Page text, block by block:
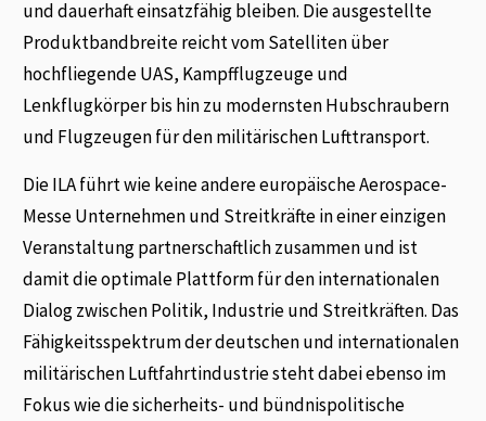
und dauerhaft einsatzfähig bleiben. Die ausgestellte
Produktbandbreite reicht vom Satelliten über
hochfliegende UAS, Kampfflugzeuge und
Lenkflugkörper bis hin zu modernsten Hubschraubern
und Flugzeugen für den militärischen Lufttransport.
Die ILA führt wie keine andere europäische Aerospace-
Messe Unternehmen und Streitkräfte in einer einzigen
Veranstaltung partnerschaftlich zusammen und ist
damit die optimale Plattform für den internationalen
Dialog zwischen Politik, Industrie und Streitkräften. Das
Fähigkeitsspektrum der deutschen und internationalen
militärischen Luftfahrtindustrie steht dabei ebenso im
Fokus wie die sicherheits- und bündnispolitische